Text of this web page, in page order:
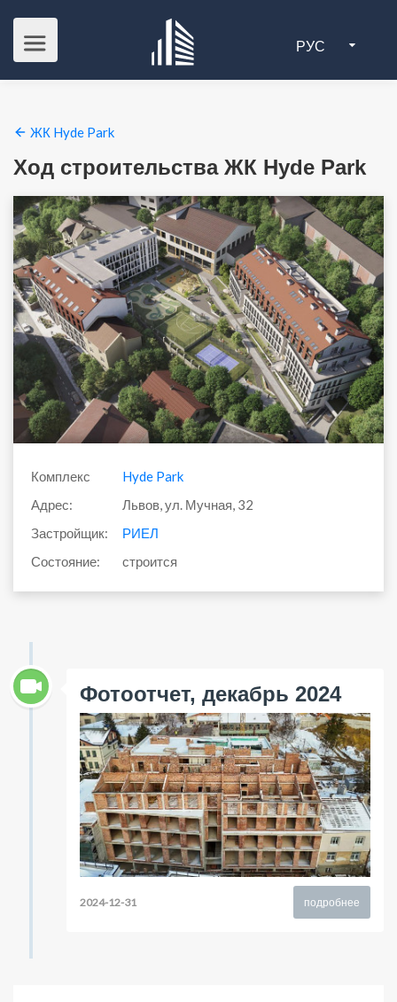
РУС
ЖК Hyde Park
Ход строительства ЖК Hyde Park
Комплекс
Hyde Park
Адрес:
Львов, ул. Мучная, 32
Застройщик:
РИЕЛ
Состояние:
строится
Фотоотчет, декабрь 2024
подробнее
2024-12-31